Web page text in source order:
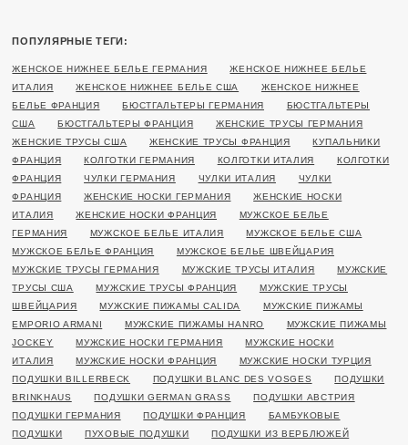
ПОПУЛЯРНЫЕ ТЕГИ:
ЖЕНСКОЕ НИЖНЕЕ БЕЛЬЕ ГЕРМАНИЯ
ЖЕНСКОЕ НИЖНЕЕ БЕЛЬЕ
ИТАЛИЯ
ЖЕНСКОЕ НИЖНЕЕ БЕЛЬЕ США
ЖЕНСКОЕ НИЖНЕЕ
БЕЛЬЕ ФРАНЦИЯ
БЮСТГАЛЬТЕРЫ ГЕРМАНИЯ
БЮСТГАЛЬТЕРЫ
США
БЮСТГАЛЬТЕРЫ ФРАНЦИЯ
ЖЕНСКИЕ ТРУСЫ ГЕРМАНИЯ
ЖЕНСКИЕ ТРУСЫ США
ЖЕНСКИЕ ТРУСЫ ФРАНЦИЯ
КУПАЛЬНИКИ
ФРАНЦИЯ
КОЛГОТКИ ГЕРМАНИЯ КОЛГОТКИ ИТАЛИЯ
КОЛГОТКИ
ФРАНЦИЯ
ЧУЛКИ ГЕРМАНИЯ ЧУЛКИ ИТАЛИЯ
ЧУЛКИ
ФРАНЦИЯ
ЖЕНСКИЕ НОСКИ ГЕРМАНИЯ
ЖЕНСКИЕ НОСКИ
ИТАЛИЯ
ЖЕНСКИЕ НОСКИ ФРАНЦИЯ
МУЖСКОЕ БЕЛЬЕ
ГЕРМАНИЯ
МУЖСКОЕ БЕЛЬЕ ИТАЛИЯ
МУЖСКОЕ БЕЛЬЕ США
МУЖСКОЕ БЕЛЬЕ ФРАНЦИЯ
МУЖСКОЕ БЕЛЬЕ ШВЕЙЦАРИЯ
МУЖСКИЕ ТРУСЫ ГЕРМАНИЯ
МУЖСКИЕ ТРУСЫ ИТАЛИЯ
МУЖСКИЕ
ТРУСЫ США
МУЖСКИЕ ТРУСЫ ФРАНЦИЯ
МУЖСКИЕ ТРУСЫ
ШВЕЙЦАРИЯ
МУЖСКИЕ ПИЖАМЫ CALIDA
МУЖСКИЕ ПИЖАМЫ
EMPORIO ARMANI
МУЖСКИЕ ПИЖАМЫ HANRO
МУЖСКИЕ ПИЖАМЫ
JOCKEY
МУЖСКИЕ НОСКИ ГЕРМАНИЯ
МУЖСКИЕ НОСКИ
ИТАЛИЯ
МУЖСКИЕ НОСКИ ФРАНЦИЯ
МУЖСКИЕ НОСКИ ТУРЦИЯ
ПОДУШКИ BILLERBECK
ПОДУШКИ BLANC DES VOSGES
ПОДУШКИ
BRINKHAUS
ПОДУШКИ GERMAN GRASS
ПОДУШКИ АВСТРИЯ
ПОДУШКИ ГЕРМАНИЯ
ПОДУШКИ ФРАНЦИЯ
БАМБУКОВЫЕ
ПОДУШКИ
ПУХОВЫЕ ПОДУШКИ
ПОДУШКИ ИЗ ВЕРБЛЮЖЕЙ